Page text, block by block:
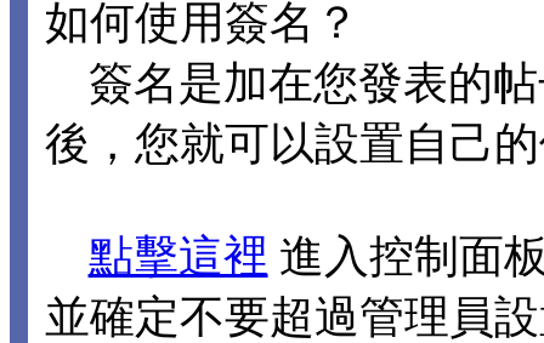
如何使用簽名？
簽名是加在您發表的
後，您就可以設置自己
點擊這裡 進入控制面
並確定不要超過管理員